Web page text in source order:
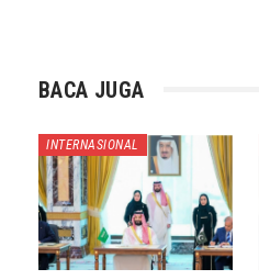
BACA JUGA
INTERNASIONAL